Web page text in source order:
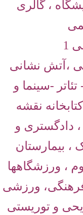
، گالری
1
،آتش نشانی
-سینما و
نقشه
دادگستری و
، بیمارستان
، ورزشگاهها
ورزشی
و توریستی